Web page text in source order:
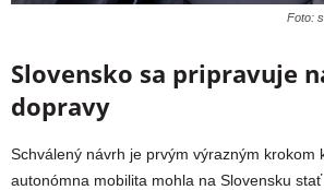
Foto:
Slovensko sa pripravuje
dopravy
Schválený návrh je prvým výrazným krokom
autonómna mobilita mohla na Slovensku